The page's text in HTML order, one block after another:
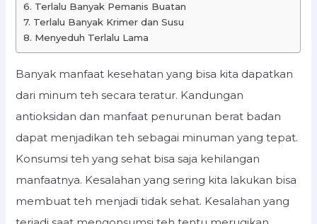
6. Terlalu Banyak Pemanis Buatan
7. Terlalu Banyak Krimer dan Susu
8. Menyeduh Terlalu Lama
Banyak manfaat kesehatan yang bisa kita dapatkan
dari minum teh secara teratur. Kandungan
antioksidan dan manfaat penurunan berat badan
dapat menjadikan teh sebagai minuman yang tepat.
Konsumsi teh yang sehat bisa saja kehilangan
manfaatnya. Kesalahan yang sering kita lakukan bisa
membuat teh menjadi tidak sehat. Kesalahan yang